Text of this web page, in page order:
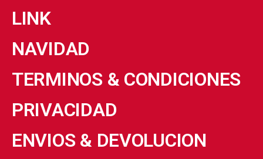
LINK
NAVIDAD
TERMINOS & CONDICIONES
PRIVACIDAD
ENVIOS & DEVOLUCION